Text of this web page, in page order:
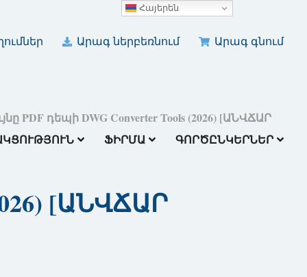
Արագ ներբեռնում Արագ գնում
ՖԻՐՄԱ ԳՈՐԾԸՆԿԵՐՆԵՐ
PDF դեպի DWG Converter Tools (2026) [ԱՆՎՃԱՐ
[ԱՆՎՃԱՐ
Հայերեն